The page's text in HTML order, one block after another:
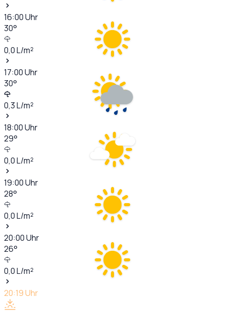
16:00Uhr
30°
0,0L/m²
17:00Uhr
30°
0,3L/m²
18:00Uhr
29°
0,0L/m²
19:00Uhr
28°
0,0L/m²
20:00Uhr
26°
0,0L/m²
20:19Uhr